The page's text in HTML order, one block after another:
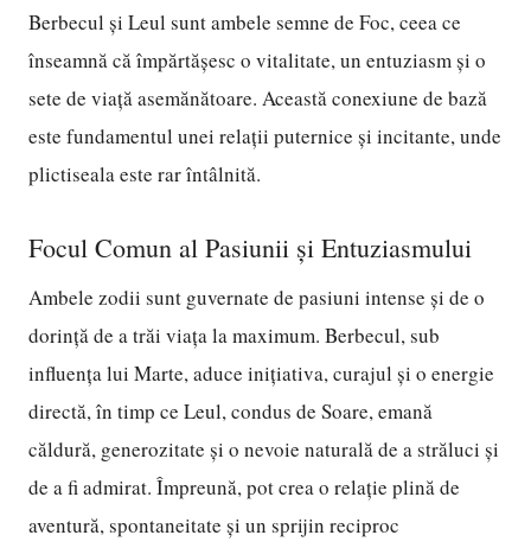
Berbecul și Leul sunt ambele semne de Foc, ceea ce
înseamnă că împărtășesc o vitalitate, un entuziasm și o
sete de viață asemănătoare. Această conexiune de bază
este fundamentul unei relații puternice și incitante, unde
plictiseala este rar întâlnită.
Focul Comun al Pasiunii și Entuziasmului
Ambele zodii sunt guvernate de pasiuni intense și de o
dorință de a trăi viața la maximum. Berbecul, sub
influența lui Marte, aduce inițiativa, curajul și o energie
directă, în timp ce Leul, condus de Soare, emană
căldură, generozitate și o nevoie naturală de a străluci și
de a fi admirat. Împreună, pot crea o relație plină de
aventură, spontaneitate și un sprijin reciproc